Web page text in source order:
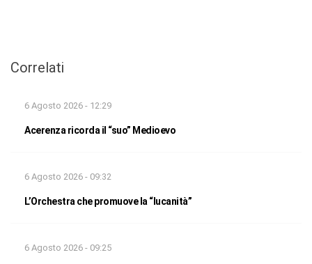
Correlati
6 Agosto 2026 - 12:29
Acerenza ricorda il “suo” Medioevo
6 Agosto 2026 - 09:32
L’Orchestra che promuove la “lucanità”
6 Agosto 2026 - 09:25